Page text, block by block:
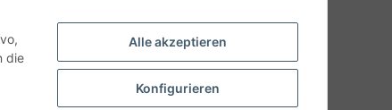
Alle akzeptieren
Konfigurieren
die
abweichen.